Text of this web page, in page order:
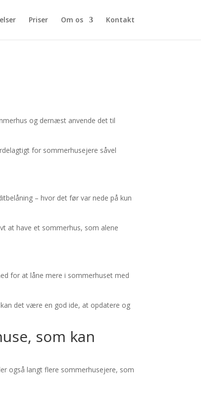
Priser Om os Kontakt
og dernæst anvende det til
for sommerhusejere såvel
– hvor det før var nede på kun
at have et sommerhus, som alene
for at låne mere i sommerhuset med
det være en god ide, at opdatere og
som kan
også langt flere sommerhusejere, som